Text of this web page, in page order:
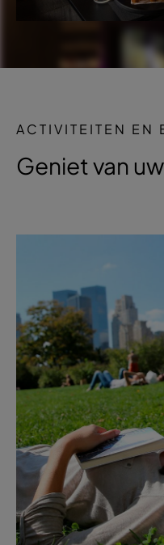
ACTIVITEITEN EN
Geniet van uw